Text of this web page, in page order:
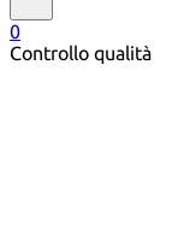
0
Controllo qualità